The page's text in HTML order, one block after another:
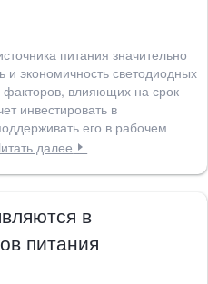
питания значительно
и экономичность светодиодных
влияющих на срок
инвестировать в
его в рабочем
далее
в
питания